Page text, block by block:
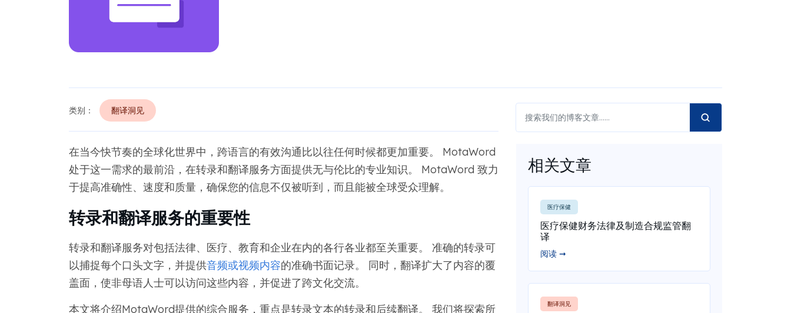
类别： 翻译洞见
在当今快节奏的全球化世界中，跨语言的有效沟通比以往任何时候都更加重要。 MotaWord
处于这一需求的最前沿，在转录和翻译服务方面提供无与伦比的专业知识。 MotaWord 致力
于提高准确性、速度和质量，确保您的信息不仅被听到，而且能被全球受众理解。
转录和翻译服务的重要性
转录和翻译服务对包括法律、医疗、教育和企业在内的各行各业都至关重要。 准确的转录可
以捕捉每个口头文字，并提供音频或视频内容的准确书面记录。 同时，翻译扩大了内容的覆
盖面，使非母语人士可以访问这些内容，并促进了跨文化交流。
本文将介绍MotaWord提供的综合服务，重点是转录文本的转录和后续翻译。 我们将探索所
相关文章
医疗保健
医疗保健财务法律及制造合规监管翻
译
阅读 ➞
翻译洞见